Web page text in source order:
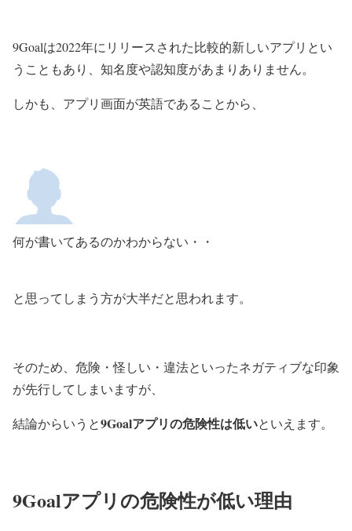
9Goalは2022年にリリースされた比較的新しいアプリとい
うこともあり、知名度や認知度があまりありません。
しかも、アプリ画面が英語であることから、
何が書いてあるのかわからない・・
と思ってしまう方が大半だと思われます。
そのため、危険・怪しい・違法といったネガティブな印象
が先行してしまいますが、
結論からいうと9Goalアプリの危険性は低いといえます。
9Goalアプリの危険性が低い理由